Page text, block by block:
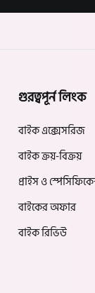
গুরত্বপূর্ন লিংক
বাইক এক্সেসরিজ
বাইক ক্রয়-বিক্রয়
প্রাইস ও
বাইকের অফার
বাইক রিভিউ